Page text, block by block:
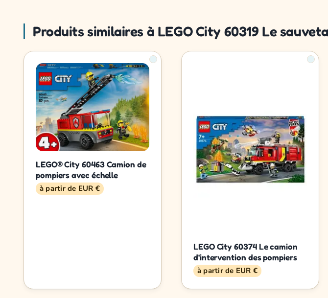
Produits similaires à LEGO City 60319 Le
LEGO® City 60463 Camion de
pompiers avec échelle
à partir de EUR €
LEGO City 60374 Le camion
d'intervention des pompiers
à partir de EUR €